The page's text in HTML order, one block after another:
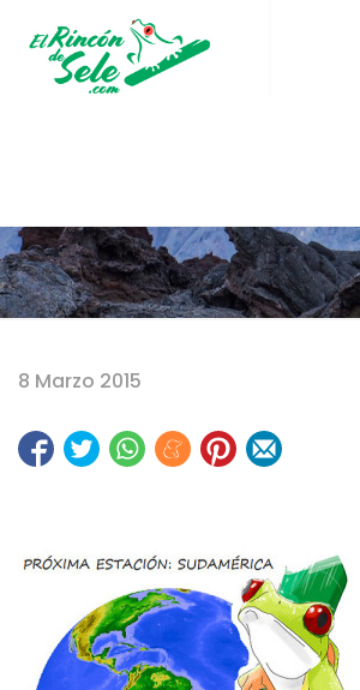
8 Marzo 2015